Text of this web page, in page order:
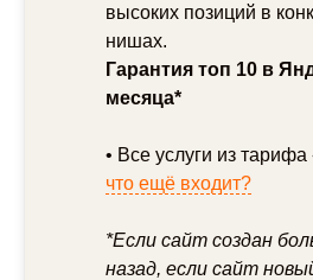
высоких позиций в
нишах.
Гарантия топ 10 в
месяца*
• Все услуги из
что ещё входит?
*Если сайт создан
назад, если сайт
Что мы делаем
Примеры SEO
продвижения